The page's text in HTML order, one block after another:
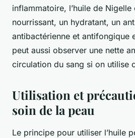
inflammatoire, l’huile de
nourrissant, un hydratant, un
antibactérienne et antifongique
peut aussi observer une nette
circulation du sang si on utilise
Utilisation et
soin de la peau
Le principe pour utiliser l’huile